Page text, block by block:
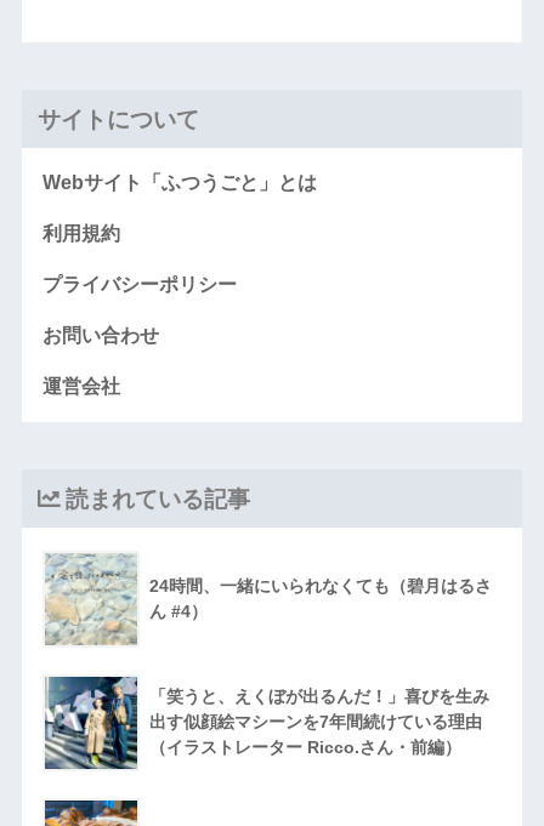
サイトについて
Webサイト「ふつうごと」とは
利用規約
プライバシーポリシー
お問い合わせ
運営会社
読まれている記事
24時間、一緒にいられなくても（碧月はるさ
ん #4）
「笑うと、えくぼが出るんだ！」喜びを生み
出す似顔絵マシーンを7年間続けている理由
（イラストレーター Ricco.さん・前編）